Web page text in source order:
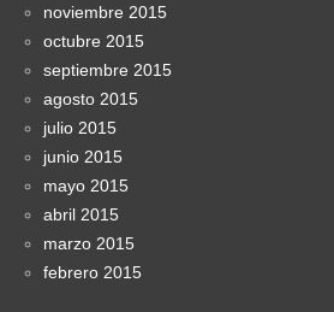
noviembre 2015
octubre 2015
septiembre 2015
agosto 2015
julio 2015
junio 2015
mayo 2015
abril 2015
marzo 2015
febrero 2015